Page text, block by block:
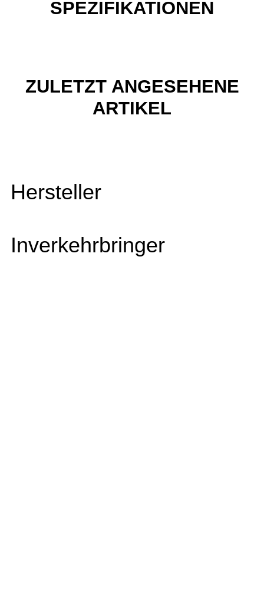
SPEZIFIKATIONEN
ZULETZT ANGESEHENE
ARTIKEL
Hersteller
Inverkehrbringer